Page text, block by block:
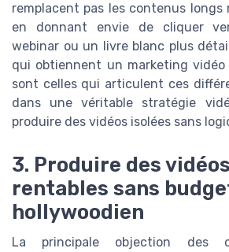
remplacent pas les contenus longs
en donnant envie de cliquer
webinar ou un livre blanc plus
qui obtiennent un marketing vidéo
sont celles qui articulent ces
dans une véritable stratégie
produire des vidéos isolées sans
3. Produire des
rentables sans
hollywoodien
La principale objection des